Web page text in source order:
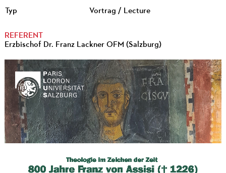
Typ Vortrag / Lecture
REFERENT
Erzbischof Dr. Franz Lackner OFM (Salzburg)